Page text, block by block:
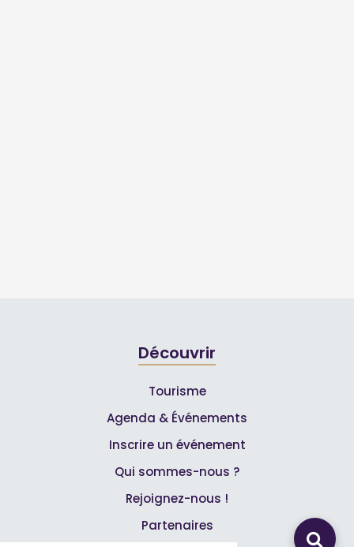
Découvrir
Tourisme
Agenda & Événements
Inscrire un événement
Qui sommes-nous ?
Rejoignez-nous !
Partenaires